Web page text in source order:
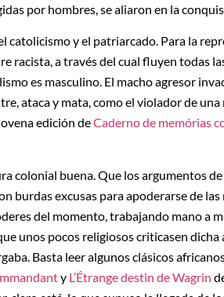
por hombres, se aliaron en la
catolicismo y el patriarcado. Para la
racista, a través del cual fluyen todas
es masculino. El macho agresor
ataca y mata, como el violador de
edición deCaderno de memórias
colonial buena. Que los argumentos
burdas excusas para apoderarse de
del momento, trabajando mano a
unos pocos religiosos criticasen
Basta leer algunos clásicos
y L’Étrange destin de Wagrin